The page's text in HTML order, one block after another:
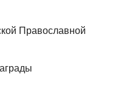
Православной